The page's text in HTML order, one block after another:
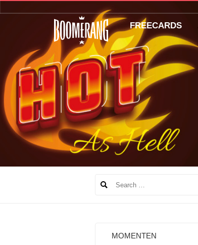
MOMENTEN
FREECARDS